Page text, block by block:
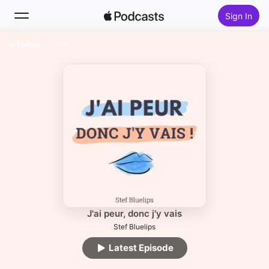
Sign In
Top Charts
J'ai peur, donc j'y vais
Stef Bluelips
Latest Episode